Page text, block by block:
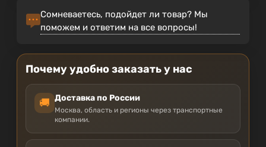
Сомневаетесь, подойдет ли товар? Мы
поможем и ответим на все вопросы!
Почему удобно заказать у нас
🚚 Доставка по России
Москва, область и регионы через транспортные
компании.